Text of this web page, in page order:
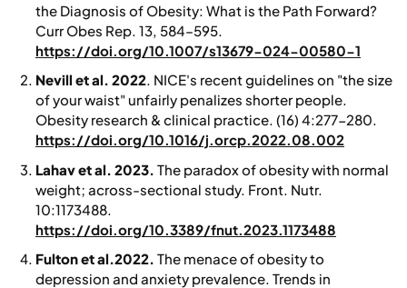
the Diagnosis of Obesity: What is the Path Forward?
Curr Obes Rep. 13, 584–595.
https://doi.org/10.1007/s13679-024-00580-1
Nevill et al. 2022. NICE's recent guidelines on "the size
of your waist" unfairly penalizes shorter people.
Obesity research & clinical practice. (16) 4:277-280.
https://doi.org/10.1016/j.orcp.2022.08.002
Lahav et al. 2023. The paradox of obesity with normal
weight; across-sectional study. Front. Nutr.
10:1173488.
https://doi.org/10.3389/fnut.2023.1173488
Fulton et al.2022. The menace of obesity to
depression and anxiety prevalence. Trends in